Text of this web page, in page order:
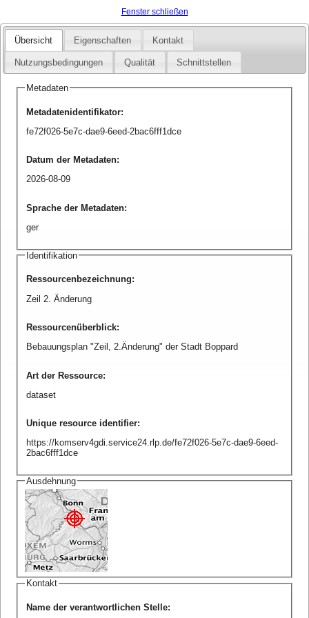
Fenster schließen
Übersicht Eigenschaften Kontakt
Nutzungsbedingungen Qualität Schnittstellen
Metadaten
Metadatenidentifikator:
fe72f026-5e7c-dae9-6eed-2bac6fff1dce
Datum der Metadaten:
2026-08-09
Sprache der Metadaten:
ger
Identifikation
Ressourcenbezeichnung:
Zeil 2. Änderung
Ressourcenüberblick:
Bebauungsplan "Zeil, 2.Änderung" der Stadt Boppard
Art der Ressource:
dataset
Unique resource identifier:
https://komserv4gdi.service24.rlp.de/fe72f026-5e7c-dae9-6eed-
2bac6fff1dce
Ausdehnung
Kontakt
Name der verantwortlichen Stelle: